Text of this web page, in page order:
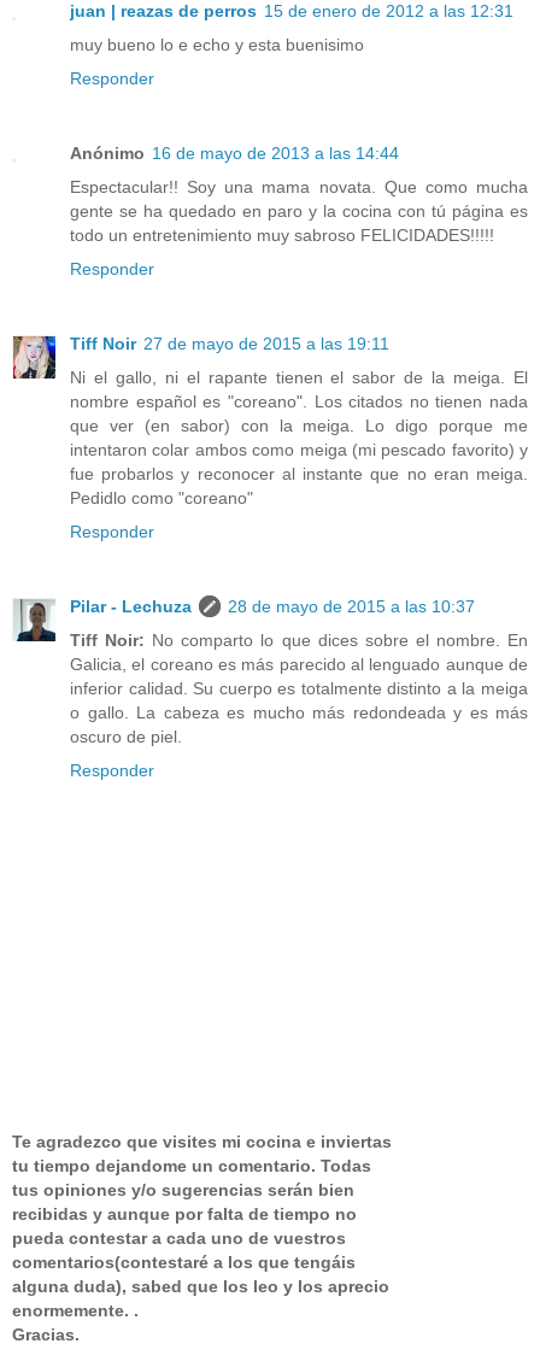
juan | reazas de perros 15 de enero de 2012 a las 12:31
muy bueno lo e echo y esta buenisimo
Responder
Anónimo 16 de mayo de 2013 a las 14:44
Espectacular!! Soy una mama novata. Que como mucha
gente se ha quedado en paro y la cocina con tú página es
todo un entretenimiento muy sabroso FELICIDADES!!!!!
Responder
Tiff Noir 27 de mayo de 2015 a las 19:11
Ni el gallo, ni el rapante tienen el sabor de la meiga. El
nombre español es "coreano". Los citados no tienen nada
que ver (en sabor) con la meiga. Lo digo porque me
intentaron colar ambos como meiga (mi pescado favorito) y
fue probarlos y reconocer al instante que no eran meiga.
Pedidlo como "coreano"
Responder
Pilar - Lechuza
28 de mayo de 2015 a las 10:37
Tiff Noir: No comparto lo que dices sobre el nombre. En
Galicia, el coreano es más parecido al lenguado aunque de
inferior calidad. Su cuerpo es totalmente distinto a la meiga
o gallo. La cabeza es mucho más redondeada y es más
oscuro de piel.
Responder
Te agradezco que visites mi cocina e inviertas
tu tiempo dejandome un comentario. Todas
tus opiniones y/o sugerencias serán bien
recibidas y aunque por falta de tiempo no
pueda contestar a cada uno de vuestros
comentarios(contestaré a los que tengáis
alguna duda), sabed que los leo y los aprecio
enormemente. .
Gracias.